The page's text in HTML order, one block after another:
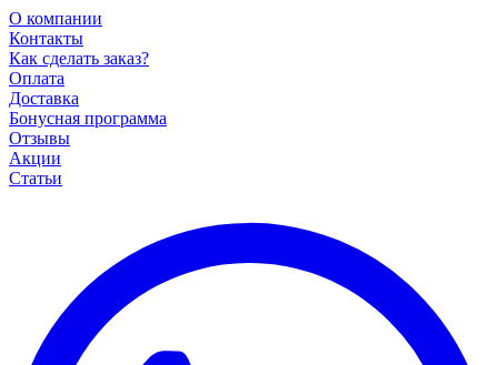
О компании
Контакты
Как сделать заказ?
Оплата
Доставка
Бонусная программа
Отзывы
Акции
Статьи